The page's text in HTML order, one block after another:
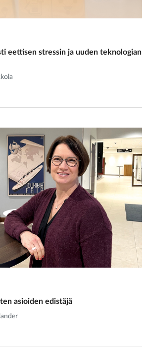
eettisen stressin ja uuden teknologian
asioiden edistäjä